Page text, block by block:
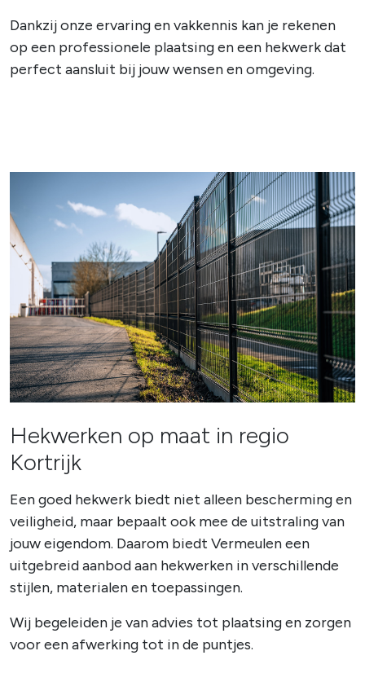
Dankzij onze ervaring en vakkennis kan je rekenen
op een professionele plaatsing en een hekwerk dat
perfect aansluit bij jouw wensen en omgeving.
Hekwerken op maat in regio
Kortrijk
Een goed hekwerk biedt niet alleen bescherming en
veiligheid, maar bepaalt ook mee de uitstraling van
jouw eigendom. Daarom biedt Vermeulen een
uitgebreid aanbod aan hekwerken in verschillende
stijlen, materialen en toepassingen.
Wij begeleiden je van advies tot plaatsing en zorgen
voor een afwerking tot in de puntjes.